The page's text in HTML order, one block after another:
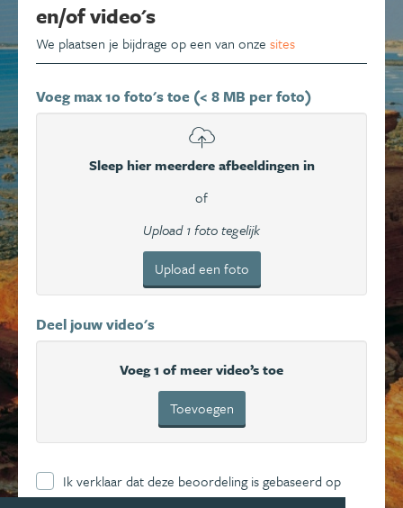
en/of video's
We plaatsen je bijdrage op een van onze sites
Voeg max 10 foto's toe (< 8 MB per foto)
Sleep hier meerdere afbeeldingen in
of
Upload 1 foto tegelijk
Upload een foto
Deel jouw video's
Voeg 1 of meer video’s toe
Toevoegen
Ik verklaar dat deze beoordeling is gebaseerd op
mijn eigen ervaring en ga hierbij akkoord met de